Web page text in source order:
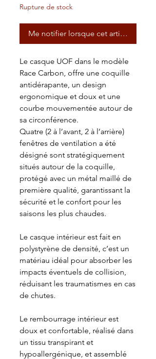
Rupture de stock
Me notifier lorsque cet article est
Le casque UOF dans le modèle
Race Carbon, offre une coquille
antidérapante, un design
ergonomique et doux et une
courbe mouvementée autour de
sa circonférence.
Quatre (2 à l’avant, 2 à l’arrière)
fenêtres de ventilation a été
désigné sont stratégiquement
situés autour de la coquille,
protégé avec un métal maillé de
première qualité, garantissant la
sécurité et le confort pour les
saisons les plus chaudes.
Le casque intérieur est fait en
polystyrène de densité, c’est un
matériau idéal pour absorber les
impacts éventuels de collision,
réduisant les traumatismes en cas
de chutes.
Le rembourrage intérieur est
doux et confortable, réalisé dans
un tissu transpirant et
hypoallergénique, et assemblé